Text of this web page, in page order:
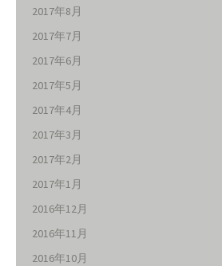
2017年8月
2017年7月
2017年6月
2017年5月
2017年4月
2017年3月
2017年2月
2017年1月
2016年12月
2016年11月
2016年10月